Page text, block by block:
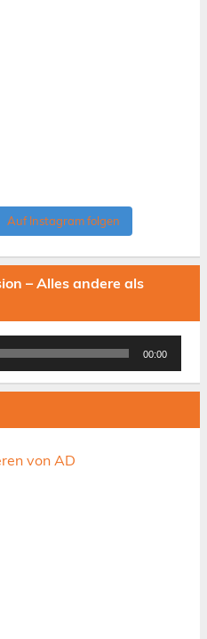
Auf Instagram folgen
– Alles andere als
00:00
von AD